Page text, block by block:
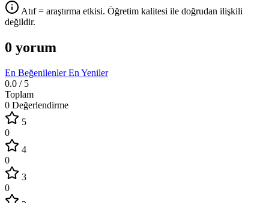
Atıf = araştırma etkisi. Öğretim kalitesi ile doğrudan ilişkili
değildir.
0 yorum
En BeğenilenlerEn Yeniler
0.0 / 5
Toplam
0 Değerlendirme
5
0
4
0
3
0